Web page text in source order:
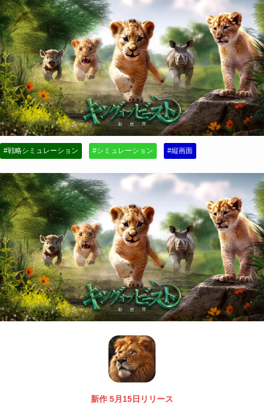
#戦略シミュレーション #シミュレーション #縦画面
新作 5月15日リリース